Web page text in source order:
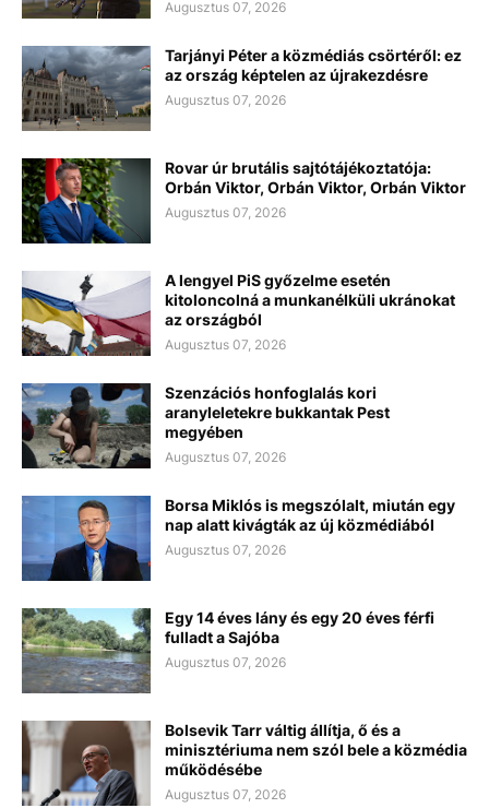
Augusztus 07, 2026
Tarjányi Péter a közmédiás csörtéről: ez
az ország képtelen az újrakezdésre
Augusztus 07, 2026
Rovar úr brutális sajtótájékoztatója:
Orbán Viktor, Orbán Viktor, Orbán Viktor
Augusztus 07, 2026
A lengyel PiS győzelme esetén
kitoloncolná a munkanélküli ukránokat
az országból
Augusztus 07, 2026
Szenzációs honfoglalás kori
aranyleletekre bukkantak Pest
megyében
Augusztus 07, 2026
Borsa Miklós is megszólalt, miután egy
nap alatt kivágták az új közmédiából
Augusztus 07, 2026
Egy 14 éves lány és egy 20 éves férfi
fulladt a Sajóba
Augusztus 07, 2026
Bolsevik Tarr váltig állítja, ő és a
minisztériuma nem szól bele a közmédia
működésébe
Augusztus 07, 2026